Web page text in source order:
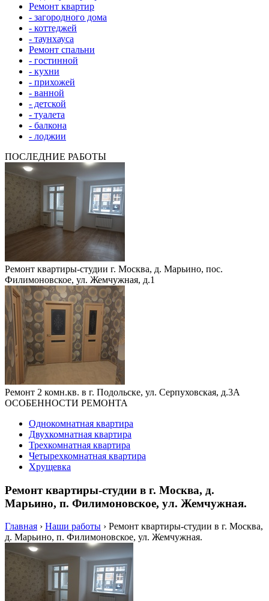
Ремонт квартир
- загородного дома
- коттеджей
- таунхауса
Ремонт спальни
- гостинной
- кухни
- прихожей
- ванной
- детской
- туалета
- балкона
- лоджии
ПОСЛЕДНИЕ РАБОТЫ
Ремонт квартиры-студии г. Москва, д. Марьино, пос.
Филимоновское, ул. Жемчужная, д.1
Ремонт 2 комн.кв. в г. Подольске, ул. Серпуховская, д.3А
ОСОБЕННОСТИ РЕМОНТА
Однокомнатная квартира
Двухкомнатная квартира
Трехкомнатная квартира
Четырехкомнатная квартира
Хрущевка
Ремонт квартиры-студии в г. Москва, д.
Марьино, п. Филимоновское, ул. Жемчужная.
Главная › Наши работы › Ремонт квартиры-студии в г. Москва,
д. Марьино, п. Филимоновское, ул. Жемчужная.